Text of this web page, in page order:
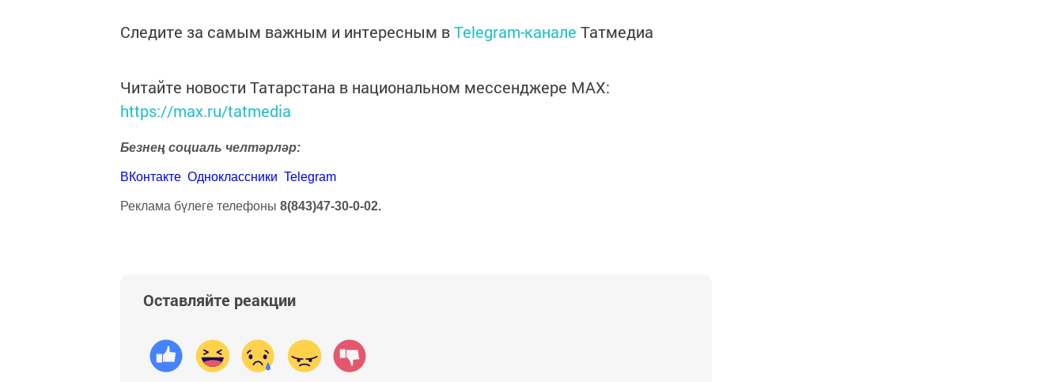
Следите за самым важным и интересным вTelegram-канале Татмедиа
Читайте новости Татарстана в национальном мессенджере MАХ:
https://max.ru/tatmedia
Безнең социаль челтәрләр:
ВКонтакте Одноклассники Telegram
Реклама бүлеге телефоны 8(843)47-30-0-02.
Оставляйте реакции